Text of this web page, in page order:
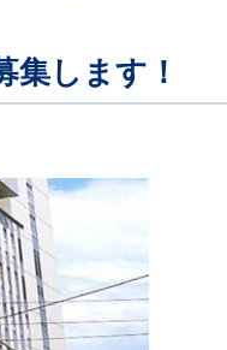
集します！